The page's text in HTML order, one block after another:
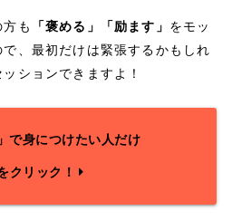
も 「褒める」「励ます」 をモッ
、最初だけは緊張するかもしれ
ションできますよ！
で身につけたい人だけ
クリック！